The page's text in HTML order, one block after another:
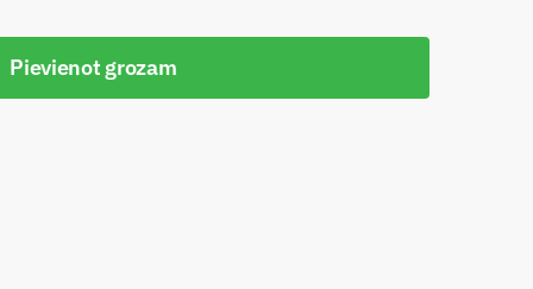
Pievienot grozam